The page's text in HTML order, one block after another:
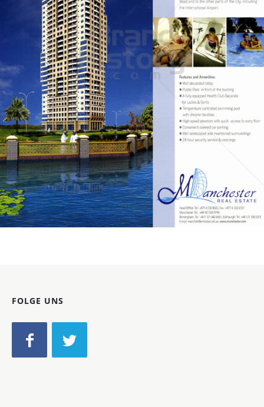
Manchester REAL ESTATE
Manchester REAL ESTATE
2005
Bild-ID: 60265
FOLGE UNS